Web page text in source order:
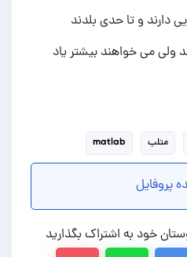
دارند و تا حدی بلدند
ولی می خواهند بیشتر یاد
متلب matlab
پروفایل
خود به اشتراک بگذارید